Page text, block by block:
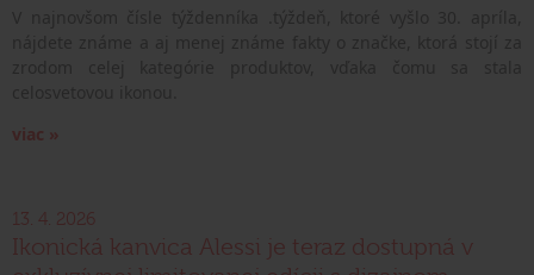
viac »
13. 4. 2026
Ikonická kanvica Alessi je teraz dostupná v